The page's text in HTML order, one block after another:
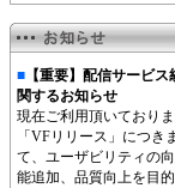
■ 【重要】配信サービス
関するお知らせ
現在ご利用頂いており
「VFリリース」につき
て、ユーザビリティの
能追加、品質向上を目的